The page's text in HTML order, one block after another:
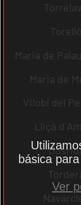
Torelló
Maria de
Maria de
Vilobí del
Lliçà
básica
Ver